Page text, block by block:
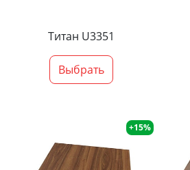
Титан U3351
Выбрать
+15%